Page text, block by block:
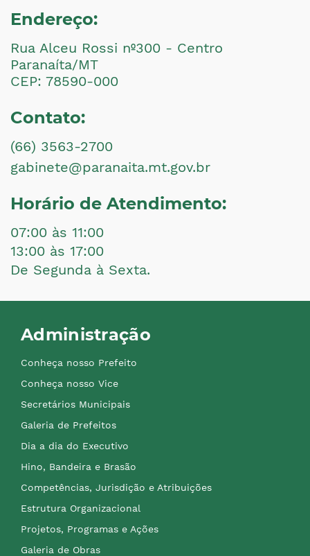
Endereço:
Rua Alceu Rossi nº300 - Centro
Paranaíta/MT
CEP: 78590-000
Contato:
(66) 3563-2700
gabinete@paranaita.mt.gov.br
Horário de Atendimento:
07:00 às 11:00
13:00 às 17:00
De Segunda à Sexta.
Administração
Conheça nosso Prefeito
Conheça nosso Vice
Secretários Municipais
Galeria de Prefeitos
Dia a dia do Executivo
Hino, Bandeira e Brasão
Competências, Jurisdição e Atribuições
Estrutura Organizacional
Projetos, Programas e Ações
Galeria de Obras